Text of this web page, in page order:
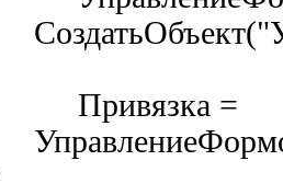
Привязка =